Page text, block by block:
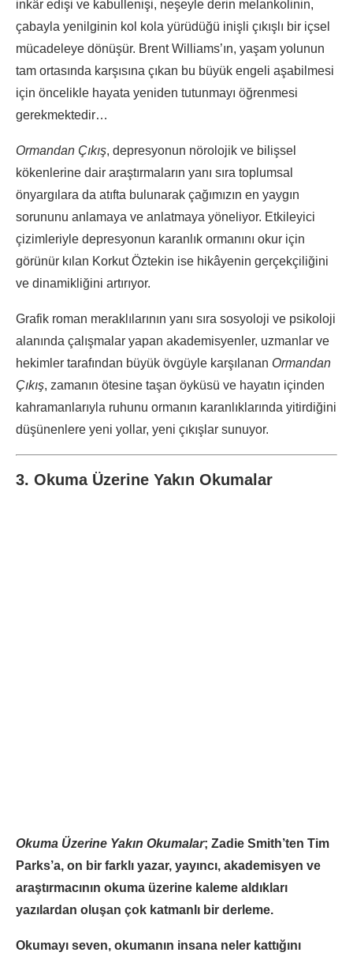
inkâr edişi ve kabullenişi, neşeyle derin melankolinin,
çabayla yenilginin kol kola yürüdüğü inişli çıkışlı bir içsel
mücadeleye dönüşür. Brent Williams’ın, yaşam yolunun
tam ortasında karşısına çıkan bu büyük engeli aşabilmesi
için öncelikle hayata yeniden tutunmayı öğrenmesi
gerekmektedir…
Ormandan Çıkış, depresyonun nörolojik ve bilişsel
kökenlerine dair araştırmaların yanı sıra toplumsal
önyargılara da atıfta bulunarak çağımızın en yaygın
sorununu anlamaya ve anlatmaya yöneliyor. Etkileyici
çizimleriyle depresyonun karanlık ormanını okur için
görünür kılan Korkut Öztekin ise hikâyenin gerçekçiliğini
ve dinamikliğini artırıyor.
Grafik roman meraklılarının yanı sıra sosyoloji ve psikoloji
alanında çalışmalar yapan akademisyenler, uzmanlar ve
hekimler tarafından büyük övgüyle karşılanan Ormandan
Çıkış, zamanın ötesine taşan öyküsü ve hayatın içinden
kahramanlarıyla ruhunu ormanın karanlıklarında yitirdiğini
düşünenlere yeni yollar, yeni çıkışlar sunuyor.
3. Okuma Üzerine Yakın Okumalar
Okuma Üzerine Yakın Okumalar; Zadie Smith’ten Tim
Parks’a, on bir farklı yazar, yayıncı, akademisyen ve
araştırmacının okuma üzerine kaleme aldıkları
yazılardan oluşan çok katmanlı bir derleme.
Okumayı seven, okumanın insana neler kattığını